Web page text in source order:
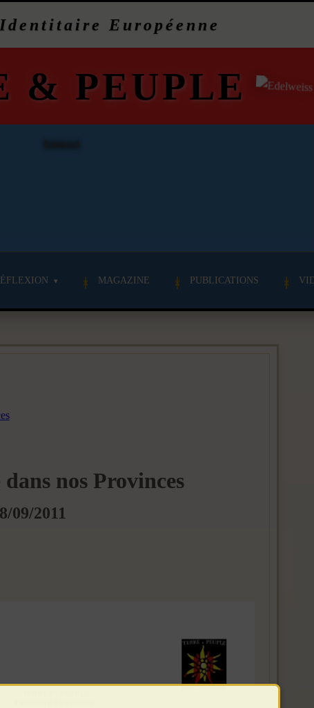
Européenne
& PEUPLE
MAGAZINE PUBLICATIONS
nos Provinces
09/2011